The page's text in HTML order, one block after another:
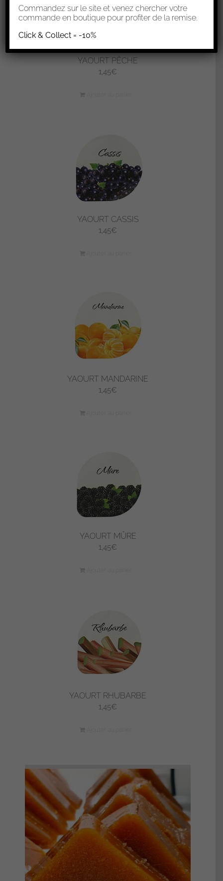
YAOURT PÊCHE
1,45€
YAOURT CASSIS
1,45€
YAOURT MANDARINE
1,45€
YAOURT MÛRE
1,45€
YAOURT RHUBARBE
1,45€
Commandez sur le site et venez chercher votre
commande en boutique pour profiter de la remise.
Click & Collect = -10%